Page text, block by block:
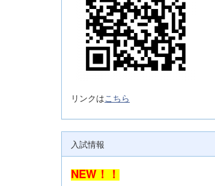
リンクはこちら
入試情報
NEW！！